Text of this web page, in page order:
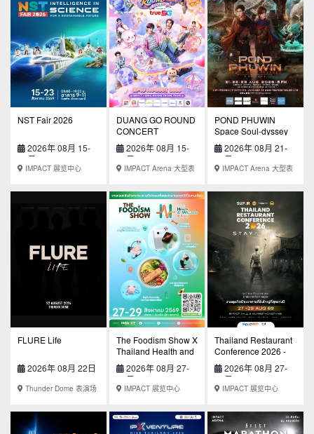
NST Fair 2026
2026年 08月 15-
23日
IMPACT 展览中心
DUANG GO ROUND
CONCERT
Presented by True5G
2026年 08月 15-
16日
IMPACT Arena 大型表
POND PHUWIN
Space Soul-dyssey
CONCERT
2026年 08月 21-
23日
IMPACT Arena 大型表
FLURE Life
2026年 08月 22日
Thunder Dome 表演场
The Foodism Show X
Thailand Health and
Wellness 2026
2026年 08月 27-
29日
IMPACT 展览中心
Thailand Restaurant
Conference 2026 -
STAY ALIVE
2026年 08月 27-
29日
IMPACT 展览中心